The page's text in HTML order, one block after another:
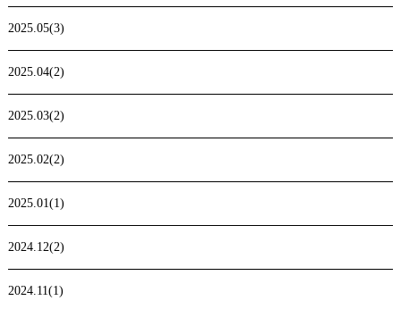
2025.05(3)
2025.04(2)
2025.03(2)
2025.02(2)
2025.01(1)
2024.12(2)
2024.11(1)